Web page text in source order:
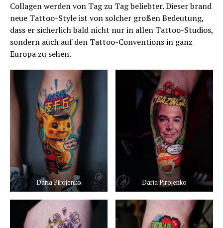
Collagen werden von Tag zu Tag beliebter. Dieser brand
neue Tattoo-Style ist von solcher großen Bedeutung,
dass er sicherlich bald nicht nur in allen Tattoo-Studios,
sondern auch auf den Tattoo-Conventions in ganz
Europa zu sehen.
Daria Pirojenko Daria Pirojenko